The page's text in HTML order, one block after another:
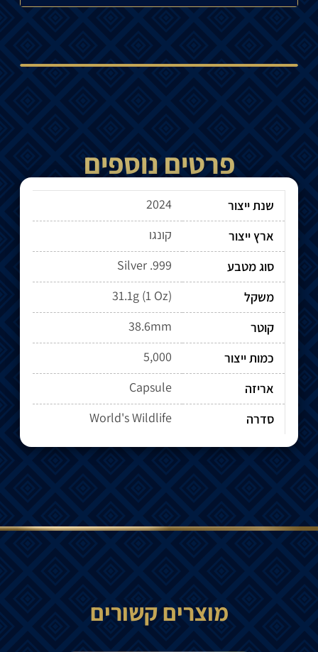
פרטים נוספים
שנת ייצור
2024
ארץ ייצור
קונגו
סוג מטבע
Silver .999
משקל
31.1g (1 Oz)
קוטר
38.6mm
כמות ייצור
5,000
אריזה
Capsule
סדרה
World's Wildlife
מוצרים קשורים